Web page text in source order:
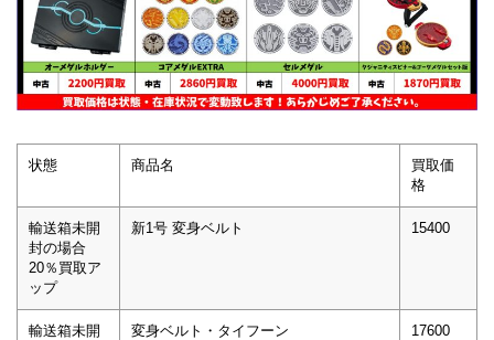
状態 商品名
買取価
格
輸送箱未開
封の場合
20％買取ア
ップ
新1号 変身ベルト 15400
輸送箱未開
変身ベルト・タイフーン 17600